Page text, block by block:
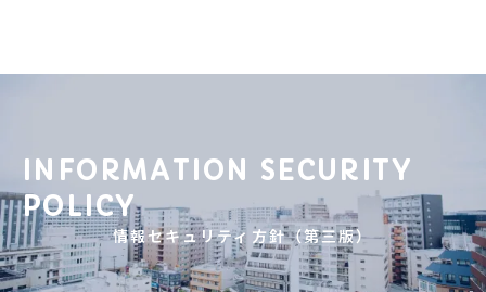
INFORMATION SECURITY
POLICY
情報セキュリティ⽅針（第三版）